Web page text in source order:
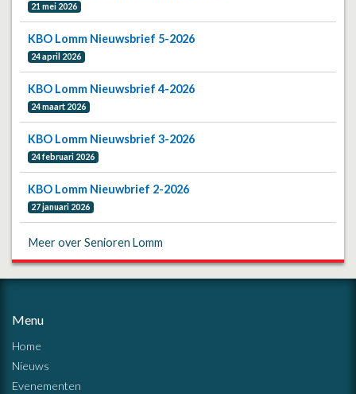
21 mei 2026
KBO Lomm Nieuwsbrief 5-2026
24 april 2026
KBO Lomm Nieuwsbrief 4-2026
24 maart 2026
KBO Lomm Nieuwsbrief 3-2026
24 februari 2026
KBO Lomm Nieuwbrief 2-2026
27 januari 2026
Meer over Senioren Lomm
Menu
Home
Nieuws
Evenementen